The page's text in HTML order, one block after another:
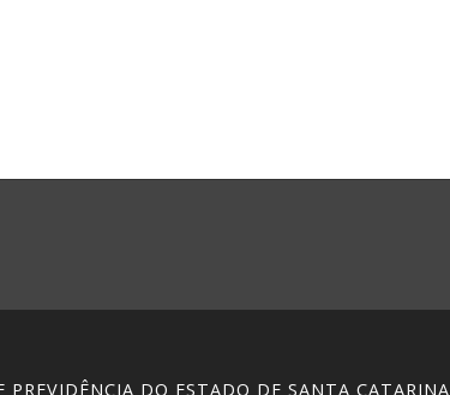
DO ESTADO DE SANTA CATARINA